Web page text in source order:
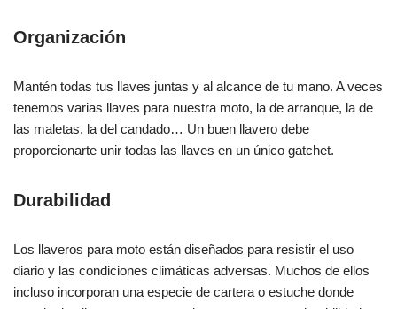
Organización
Mantén todas tus llaves juntas y al alcance de tu mano. A veces
tenemos varias llaves para nuestra moto, la de arranque, la de
las maletas, la del candado… Un buen llavero debe
proporcionarte unir todas las llaves en un único gatchet.
Durabilidad
Los llaveros para moto están diseñados para resistir el uso
diario y las condiciones climáticas adversas. Muchos de ellos
incluso incorporan una especie de cartera o estuche donde